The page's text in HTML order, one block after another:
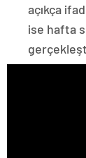
açıkça
ise hafta